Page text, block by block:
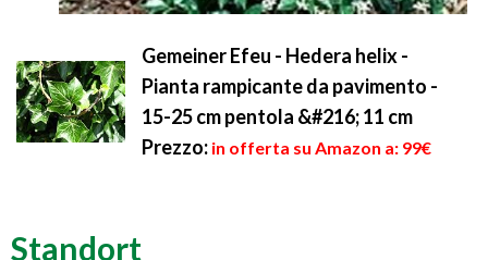
Gemeiner Efeu - Hedera helix -
Pianta rampicante da pavimento -
15-25 cm pentola &#216; 11 cm
Prezzo: in offerta su Amazon a: 99€
Standort